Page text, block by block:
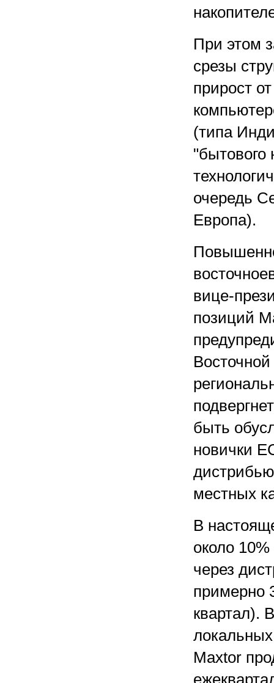
При этом
срезы
прирост
(типа
"бытового
очередь
Европа).
вице-
позиций
быть
новички
местных
В
около
через
примерно
квартал).
Maxtor